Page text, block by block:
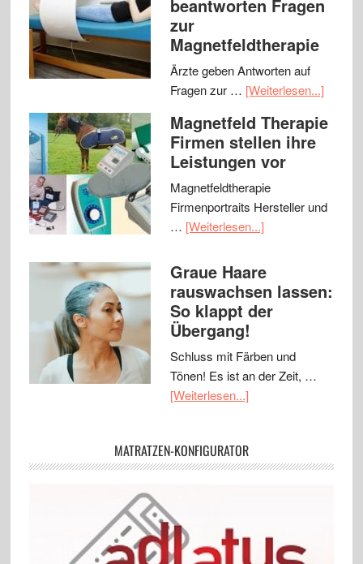
beantworten Fragen
zur
Magnetfeldtherapie
Ärzte geben Antworten auf
Fragen zur … [Weiterlesen...]
Magnetfeld Therapie
Firmen stellen ihre
Leistungen vor
Magnetfeldtherapie
Firmenportraits Hersteller und
… [Weiterlesen...]
Graue Haare
rauswachsen lassen:
So klappt der
Übergang!
Schluss mit Färben und
Tönen! Es ist an der Zeit, …
[Weiterlesen...]
MATRATZEN-KONFIGURATOR